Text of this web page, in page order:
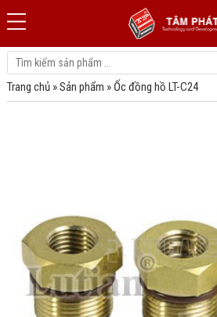
Trang chủ»Sản phẩm » Ốc đồng hồ LT-C24